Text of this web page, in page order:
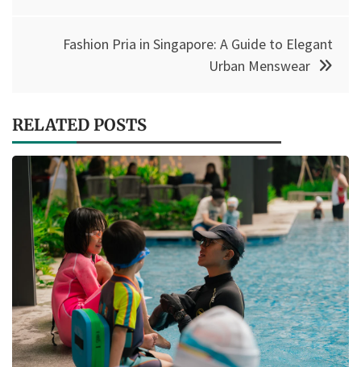
Fashion Pria in Singapore: A Guide to Elegant
Urban Menswear
RELATED POSTS